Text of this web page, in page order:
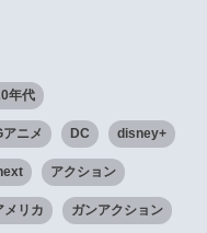
年代
アニメ DC disney+
アクション
メリカ ガンアクション